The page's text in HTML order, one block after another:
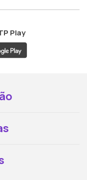
Play